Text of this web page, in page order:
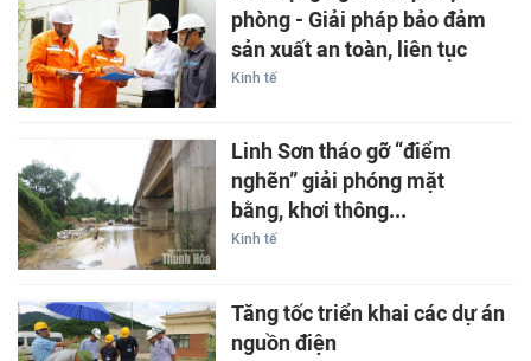
phòng - Giải pháp bảo đảm
sản xuất an toàn, liên tục
Kinh tế
Linh Sơn tháo gỡ “điểm
nghẽn” giải phóng mặt
bằng, khơi thông...
Kinh tế
Tăng tốc triển khai các dự án
nguồn điện